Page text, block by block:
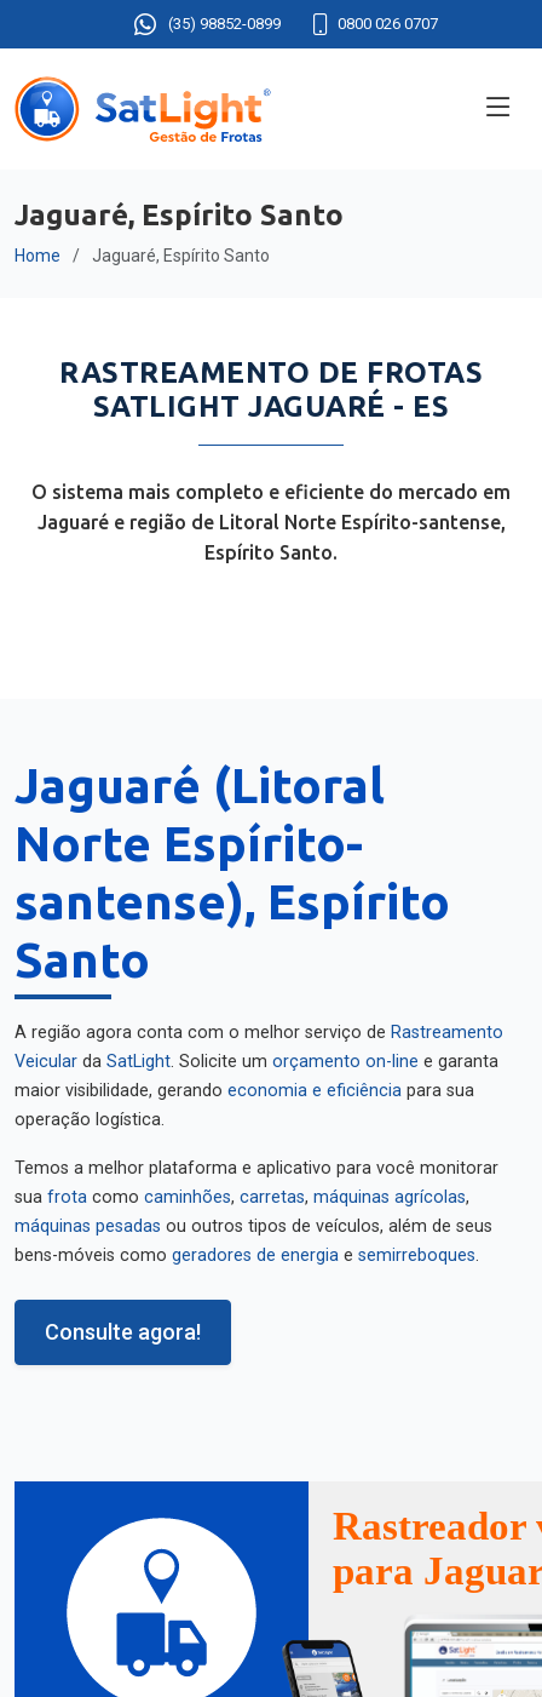
(35) 98852-0899 0800 026 0707
Jaguaré, Espírito Santo
Home Jaguaré, Espírito Santo
RASTREAMENTO DE FROTAS
SATLIGHT JAGUARÉ - ES
O sistema mais completo e eficiente do mercado em
Jaguaré e região de Litoral Norte Espírito-santense,
Espírito Santo.
Jaguaré (Litoral
Norte Espírito-
santense), Espírito
Santo
A região agora conta com o melhor serviço de Rastreamento
Veicular da SatLight. Solicite um orçamento on-line e garanta
maior visibilidade, gerando economia e eficiência para sua
operação logística.
Temos a melhor plataforma e aplicativo para você monitorar
sua frota como caminhões, carretas, máquinas agrícolas,
máquinas pesadas ou outros tipos de veículos, além de seus
bens-móveis como geradores de energia e semirreboques.
Consulte agora!
Rastreador
para